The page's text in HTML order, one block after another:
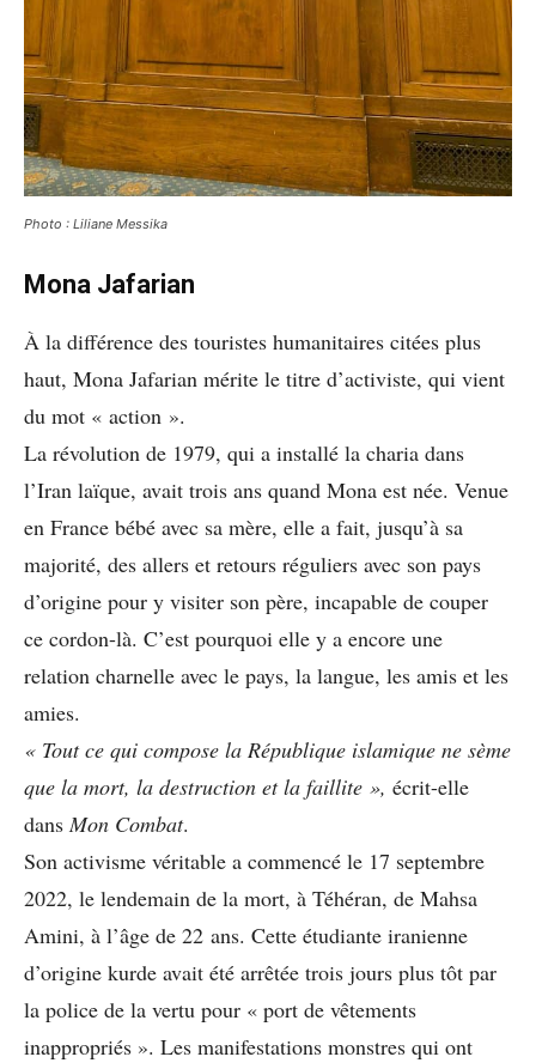
Photo : Liliane Messika
Mona Jafarian
À la différence des touristes humanitaires citées plus
haut, Mona Jafarian mérite le titre d’activiste, qui vient
du mot « action ».
La révolution de 1979, qui a installé la charia dans
l’Iran laïque, avait trois ans quand Mona est née. Venue
en France bébé avec sa mère, elle a fait, jusqu’à sa
majorité, des allers et retours réguliers avec son pays
d’origine pour y visiter son père, incapable de couper
ce cordon-là. C’est pourquoi elle y a encore une
relation charnelle avec le pays, la langue, les amis et les
amies.
« Tout ce qui compose la République islamique ne sème
que la mort, la destruction et la faillite », écrit-elle
dans Mon Combat.
Son activisme véritable a commencé le 17 septembre
2022, le lendemain de la mort, à Téhéran, de Mahsa
Amini, à l’âge de 22 ans. Cette étudiante iranienne
d’origine kurde avait été arrêtée trois jours plus tôt par
la police de la vertu pour « port de vêtements
inappropriés ». Les manifestations monstres qui ont